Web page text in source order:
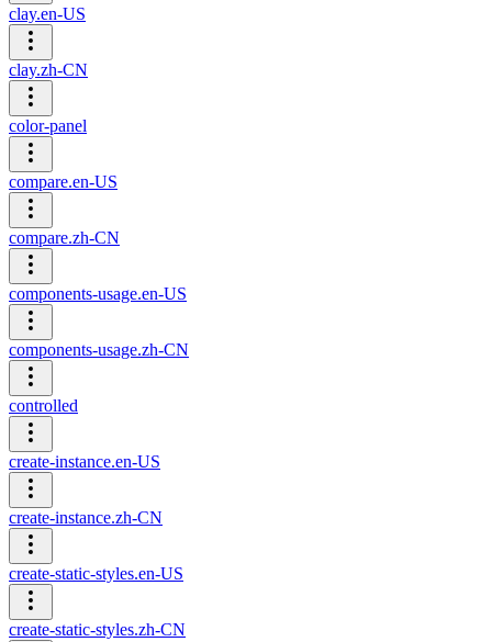
clay.en-US
clay.zh-CN
color-panel
compare.en-US
compare.zh-CN
components-usage.en-US
components-usage.zh-CN
controlled
create-instance.en-US
create-instance.zh-CN
create-static-styles.en-US
create-static-styles.zh-CN